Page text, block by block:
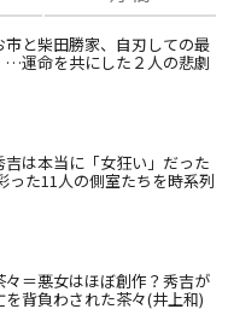
市と柴田勝家、自刃しての最
…運命を共にした２人の悲劇
吉は本当に「女狂い」だった
った11人の側室たちを時系列
々＝悪女はほぼ創作？秀吉が
背負わされた茶々(井上和)